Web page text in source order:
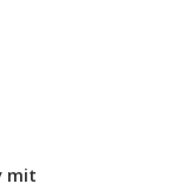
mit